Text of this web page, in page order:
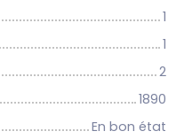
1
1
2
1890
En bon état